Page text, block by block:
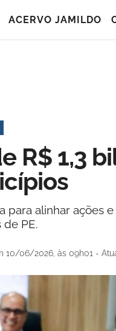
ACERVO JAMILDO
R$ 1,3
alinhar ações
de PE.
10/06/2026, às 09h01 -